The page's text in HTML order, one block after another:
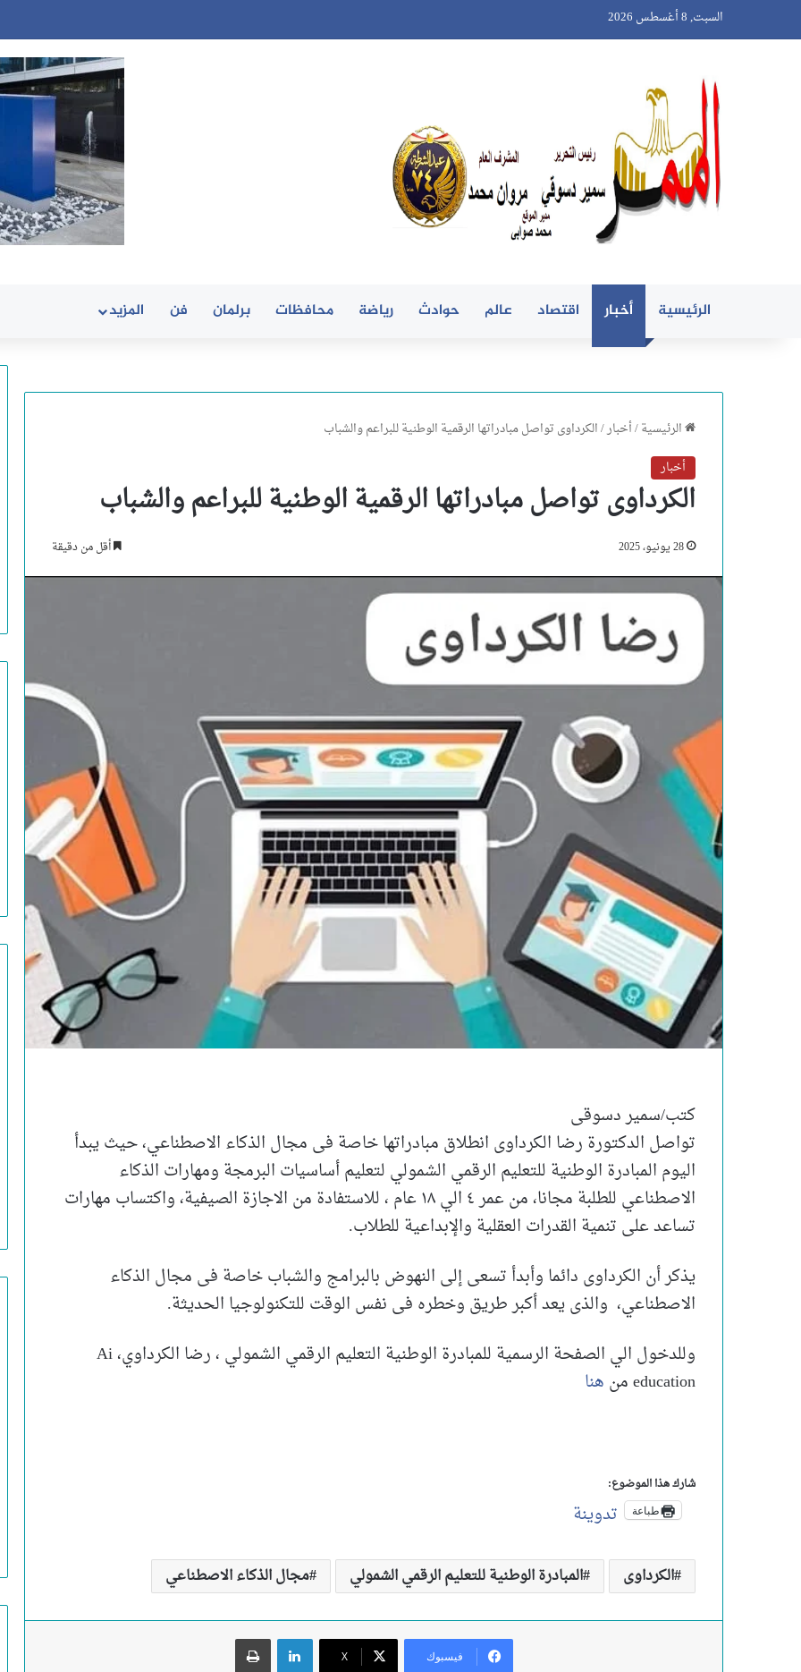
السبت, 8 أغسطس 2026
الرئيسية أخبار اقتصاد عالم حوادث رياضة محافظات برلمان فن المزيد
الرئيسية/أخبار/الكرداوى تواصل مبادراتها الرقمية الوطنية للبراعم والشباب
أخبار
الكرداوى تواصل مبادراتها الرقمية الوطنية للبراعم والشباب
28 يونيو، 2025 أقل من دقيقة
كتب/سمير دسوقى
تواصل الدكتورة رضا الكرداوى انطلاق مبادراتها خاصة فى مجال الذكاء الاصطناعي، حيث يبدأ
اليوم المبادرة الوطنية للتعليم الرقمي الشمولي لتعليم أساسيات البرمجة ومهارات الذكاء
الاصطناعي للطلبة مجانا، من عمر ٤ الي ١٨ عام ، للاستفادة من الاجازة الصيفية، واكتساب مهارات
تساعد على تنمية القدرات العقلية والإبداعية للطلاب.
يذكر أن الكرداوى دائما وأبدأ تسعى إلى النهوض بالبرامج والشباب خاصة فى مجال الذكاء
الاصطناعي، والذى يعد أكبر طريق وخطره فى نفس الوقت للتكنولوجيا الحديثة.
وللدخول الي الصفحة الرسمية للمبادرة الوطنية التعليم الرقمي الشمولي ، رضا الكرداوي، Ai
education من
هنا
شارك هذا الموضوع:
طباعة تدوينة
الكرداوى المبادرة الوطنية للتعليم الرقمي الشمولي مجال الذكاء الاصطناعي
فيسبوك X
لينكدإن طباعة